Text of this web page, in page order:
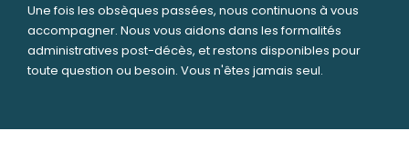
Une fois les obsèques passées, nous continuons à vous
accompagner. Nous vous aidons dans les formalités
administratives post-décès, et restons disponibles pour
toute question ou besoin. Vous n'êtes jamais seul.